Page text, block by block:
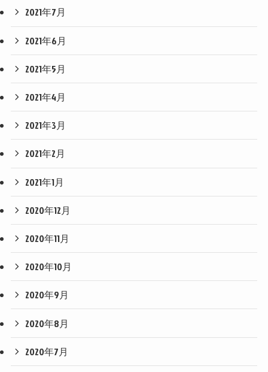
2021年7月
2021年6月
2021年5月
2021年4月
2021年3月
2021年2月
2021年1月
2020年12月
2020年11月
2020年10月
2020年9月
2020年8月
2020年7月